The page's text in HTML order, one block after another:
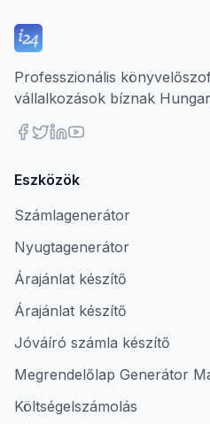
Professzionális
vállalkozások bíznak
Eszközök
Számlagenerátor
Nyugtagenerátor
Árajánlat készítő
Árajánlat készítő
Jóváíró számla készítő
Megrendelőlap Generátor
Költségelszámolás